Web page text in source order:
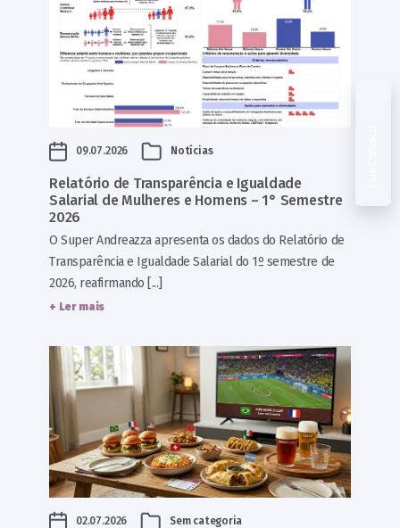
09.07.2026 Notícias
Relatório de Transparência e Igualdade
Salarial de Mulheres e Homens – 1° Semestre
2026
O Super Andreazza apresenta os dados do Relatório de
Transparência e Igualdade Salarial do 1º semestre de
2026, reafirmando [...]
+ Ler mais
02.07.2026 Sem categoria